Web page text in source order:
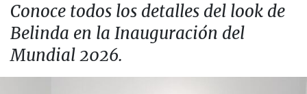
Conoce todos los detalles del look de
Belinda en la Inauguración del
Mundial 2026.